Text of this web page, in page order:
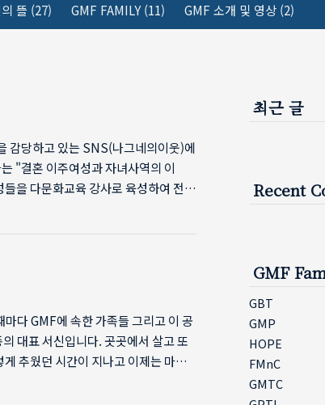
뜰 (27) GMF FAMILY(11) GMF 소개 및 영상 (2)
최근 글
Recent
GMF
GBT
GMP
HOPE
FMnC
GMTC
감당하고 있는 SNS(나그네의이웃)에
"결혼 이주여성과 자녀사역의 이
을 다문화교육 강사로 육성하여 전국
가는 손원향 선교사가 강사와 참석
력을 만들어 가는 자리에 이주민선교
다 GMF에 속한 가족들 그리고 이 공
대표 서신입니다. 곳곳에서 살고 또
추웠던 시간이 지나고 이제는 마치